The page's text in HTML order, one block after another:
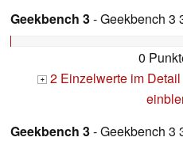
Geekbench 3- Geekbench 3
0
+ 2 Einzelwerte im Detail
Geekbench 3- Geekbench 3